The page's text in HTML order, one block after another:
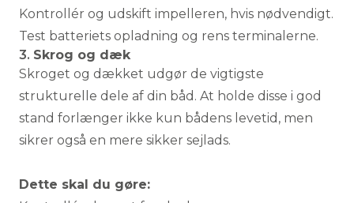
Kontrollér og udskift impelleren, hvis nødvendigt.
Test batteriets opladning og rens terminalerne.
3. Skrog og dæk
Skroget og dækket udgør de vigtigste
strukturelle dele af din båd. At holde disse i god
stand forlænger ikke kun bådens levetid, men
sikrer også en mere sikker sejlads.
Dette skal du gøre: